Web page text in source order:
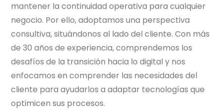
mantener la continuidad operativa para cualquier
negocio. Por ello, adoptamos una perspectiva
consultiva, situándonos al lado del cliente. Con más
de 30 años de experiencia, comprendemos los
desafíos de la transición hacia lo digital y nos
enfocamos en comprender las necesidades del
cliente para ayudarlos a adaptar tecnologías que
optimicen sus procesos.